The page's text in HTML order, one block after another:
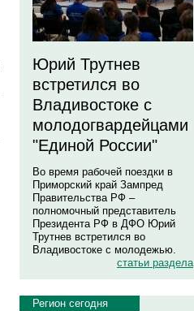
Юрий Трутнев
встретился во
Владивостоке с
молодогвардейцами
"Единой России"
Во время рабочей поездки в
Приморский край Зампред
Правительства РФ –
полномочный представитель
Президента РФ в ДФО Юрий
Трутнев встретился во
Владивостоке с молодежью.
статьи раздела
Регион сегодня